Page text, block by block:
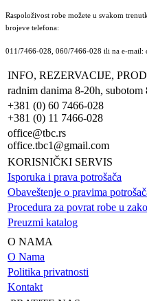
Raspoloživost robe možete u svakom
brojeve telefona:
011/7466-028, 060/7466-028 ili na e-mail:
INFO, REZERVACIJE,
radnim danima 8-20h, subotom
+381 (0) 60 7466-028
+381 (0) 11 7466-028
office@tbc.rs
office.tbc1@gmail.com
KORISNIČKI SERVIS
Isporuka i prava potrošača
Obaveštenje o pravima
Procedura za povrat robe u
Preuzmi katalog
O NAMA
O Nama
Politika privatnosti
Kontakt